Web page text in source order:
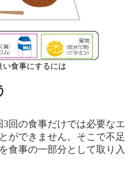
食事にするには
3回の食事だけでは必要なエ
ができません。そこで不足
食事の一部分として取り入